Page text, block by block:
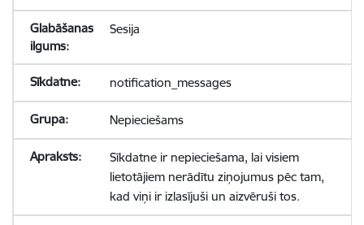
Sesija
notification_messages
Nepieciešams
Sīkdatne ir nepieciešama, lai visiem
lietotājiem nerādītu ziņojumus pēc tam,
kad viņi ir izlasījuši un aizvēruši tos.